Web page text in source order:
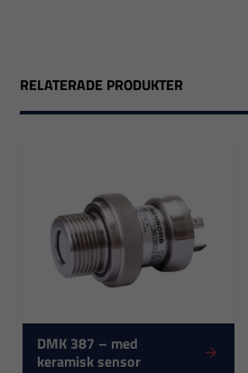
RELATERADE PRODUKTER
DMK 387 – med
keramisk sensor